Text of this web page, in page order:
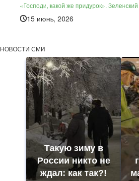
«Господи, какой же придурок». Зеленский
15 июнь, 2026
НОВОСТИ СМИ
Такую зиму в
России никто не
ждал: как так?!